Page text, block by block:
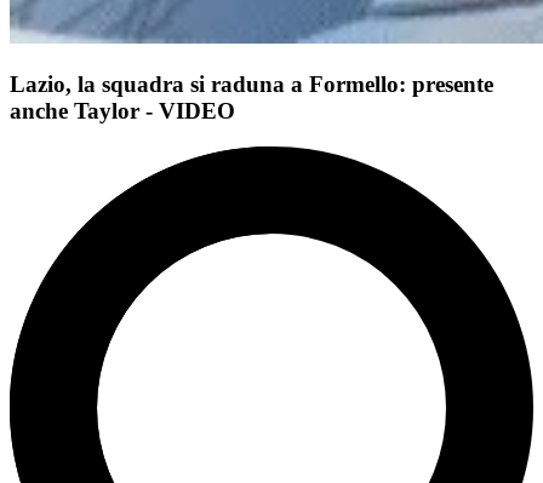
Lazio, la squadra si raduna a Formello: presente
anche Taylor - VIDEO